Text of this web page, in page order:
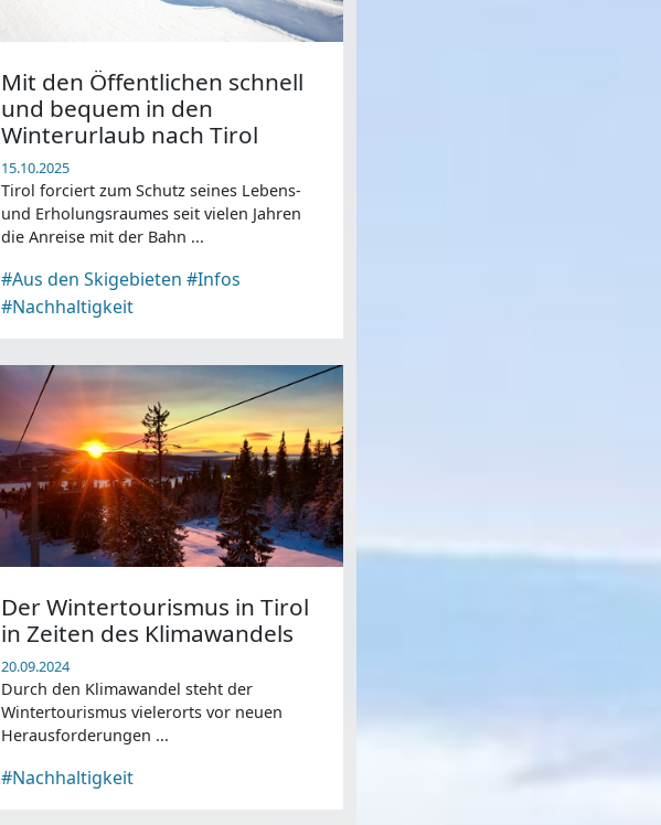
Mit den Öffentlichen schnell
und bequem in den
Winterurlaub nach Tirol
15.10.2025
Tirol forciert zum Schutz seines Lebens-
und Erholungsraumes seit vielen Jahren
die Anreise mit der Bahn ...
#Aus den Skigebieten #Infos
#Nachhaltigkeit
Der Wintertourismus in Tirol
in Zeiten des Klimawandels
20.09.2024
Durch den Klimawandel steht der
Wintertourismus vielerorts vor neuen
Herausforderungen ...
#Nachhaltigkeit